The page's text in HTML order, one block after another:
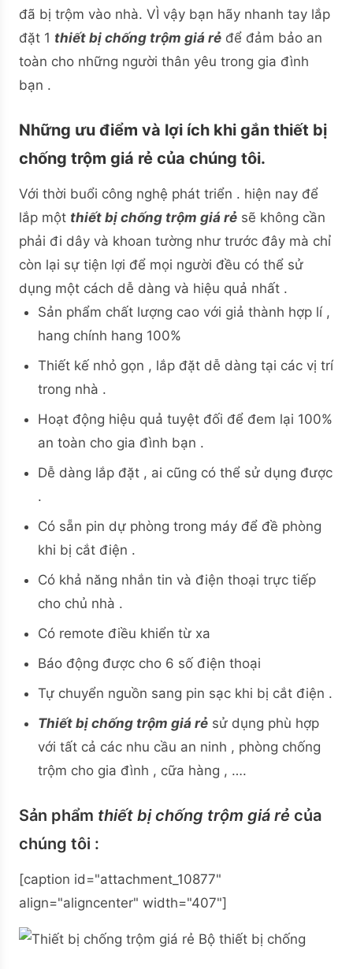
đã bị trộm vào nhà. VÌ vậy bạn hãy nhanh tay lắp
đặt 1 thiết bị chống trộm giá rẻ để đảm bảo an
toàn cho những người thân yêu trong gia đình
bạn .
Những ưu điểm và lợi ích khi gắn thiết bị
chống trộm giá rẻ của chúng tôi.
Với thời buổi công nghệ phát triển . hiện nay để
lắp một thiết bị chống trộm giá rẻ sẽ không cần
phải đi dây và khoan tường như trước đây mà chỉ
còn lại sự tiện lợi để mọi người đều có thể sử
dụng một cách dễ dàng và hiệu quả nhất .
Sản phẩm chất lượng cao với giả thành hợp lí ,
hang chính hang 100%
Thiết kế nhỏ gọn , lắp đặt dễ dàng tại các vị trí
trong nhà .
Hoạt động hiệu quả tuyệt đối để đem lại 100%
an toàn cho gia đình bạn .
Dễ dàng lắp đặt , ai cũng có thể sử dụng được
.
Có sẵn pin dự phòng trong máy để đề phòng
khi bị cắt điện .
Có khả năng nhắn tin và điện thoại trực tiếp
cho chủ nhà .
Có remote điều khiển từ xa
Báo động được cho 6 số điện thoại
Tự chuyển nguồn sang pin sạc khi bị cắt điện .
Thiết bị chống trộm giá rẻ sử dụng phù hợp
với tất cả các nhu cầu an ninh , phòng chống
trộm cho gia đình , cữa hàng , ….
Sản phẩm thiết bị chống trộm giá rẻ của
chúng tôi :
[caption id="attachment_10877"
align="aligncenter" width="407"]
Bộ thiết bị chống